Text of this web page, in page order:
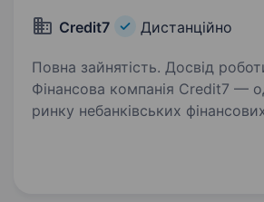
Credit7 Дистанційно
Повна зайнятість. Досвід
Фінансова компанія Credit7 —
ринку небанківських